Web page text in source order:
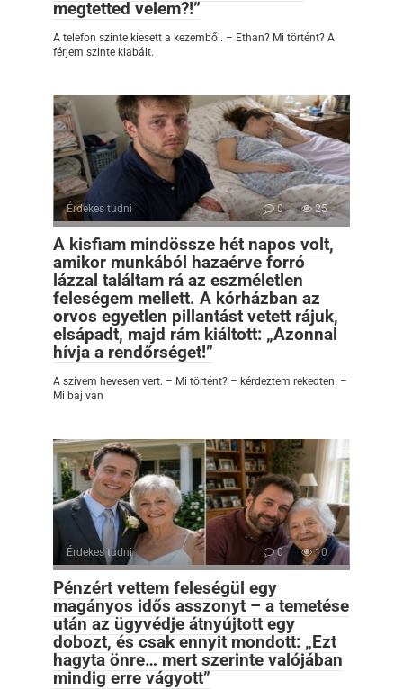
megtetted velem?!”
A telefon szinte kiesett a kezemből. – Ethan? Mi történt? A
férjem szinte kiabált.
Érdekes tudni 0 25
A kisfiam mindössze hét napos volt,
amikor munkából hazaérve forró
lázzal találtam rá az eszméletlen
feleségem mellett. A kórházban az
orvos egyetlen pillantást vetett rájuk,
elsápadt, majd rám kiáltott: „Azonnal
hívja a rendőrséget!”
A szívem hevesen vert. – Mi történt? – kérdeztem rekedten. –
Mi baj van
Érdekes tudni 0 10
Pénzért vettem feleségül egy
magányos idős asszonyt – a temetése
után az ügyvédje átnyújtott egy
dobozt, és csak ennyit mondott: „Ezt
hagyta önre… mert szerinte valójában
mindig erre vágyott”